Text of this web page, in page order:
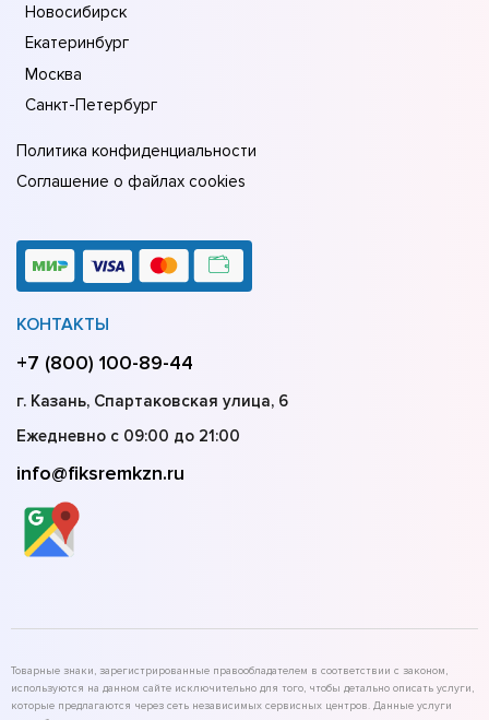
Новосибирск
Екатеринбург
Москва
Санкт-Петербург
Политика конфиденциальности
Соглашение о файлах cookies
КОНТАКТЫ
+7 (800) 100-89-44
г. Казань, Спартаковская улица, 6
Ежедневно с 09:00 до 21:00
info@fiksremkzn.ru
Товарные знаки, зарегистрированные правообладателем в соответствии с законом,
используются на данном сайте исключительно для того, чтобы детально описать услуги,
которые предлагаются через сеть независимых сервисных центров. Данные услуги